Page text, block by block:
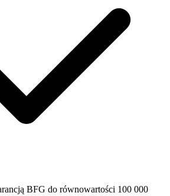
BFG do równowartości 100 000